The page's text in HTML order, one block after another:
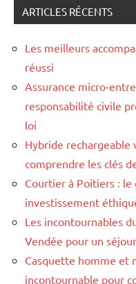
ARTICLES RÉCENTS
Les meilleurs
réussi
Assurance micro-
responsabilité civile
loi
Hybride rechargeable
comprendre les clés
Courtier à Poitiers :
investissement
Les incontournables
Vendée pour un
Casquette homme et
incontournable pour